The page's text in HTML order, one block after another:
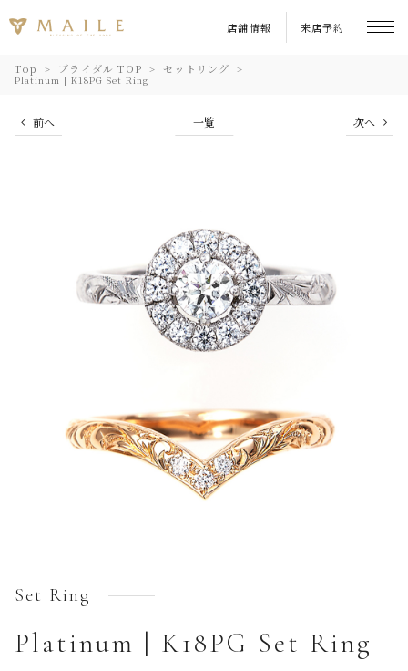
店舗情報 来店予約
Top ブライダル TOP セットリング
Platinum | K18PG Set Ring
前へ 一覧 次へ
Set Ring
Platinum | K18PG Set Ring